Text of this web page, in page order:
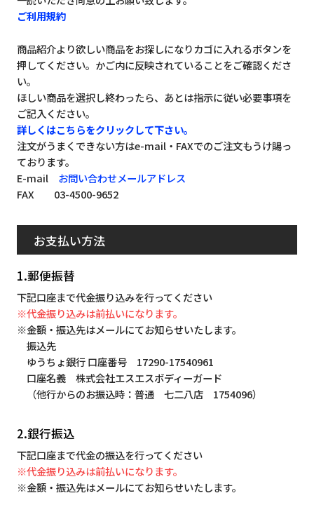
ご利用規約
商品紹介より欲しい商品をお探しになりカゴに入れるボタンを
押してください。かご内に反映されていることをご確認くださ
い。
ほしい商品を選択し終わったら、あとは指示に従い必要事項を
ご記入ください。
詳しくはこちらをクリックして下さい。
注文がうまくできない方はe-mail・FAXでのご注文もうけ賜っ
ております。
E-mail お問い合わせメールアドレス
FAX 03-4500-9652
お支払い方法
1.郵便振替
下記口座まで代金振り込みを行ってください
※代金振り込みは前払いになります。
※金額・振込先はメールにてお知らせいたします。
振込先
ゆうちょ銀行 口座番号 17290-17540961
口座名義 株式会社エスエスボディーガード
（他行からのお振込時：普通 七二八店 1754096）
2.銀行振込
下記口座まで代金の振込を行ってください
※代金振り込みは前払いになります。
※金額・振込先はメールにてお知らせいたします。